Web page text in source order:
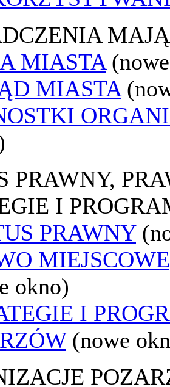
MIASTA
MIASTA
PRAWNY,
I
PRAWNY
okno)
I
(nowe